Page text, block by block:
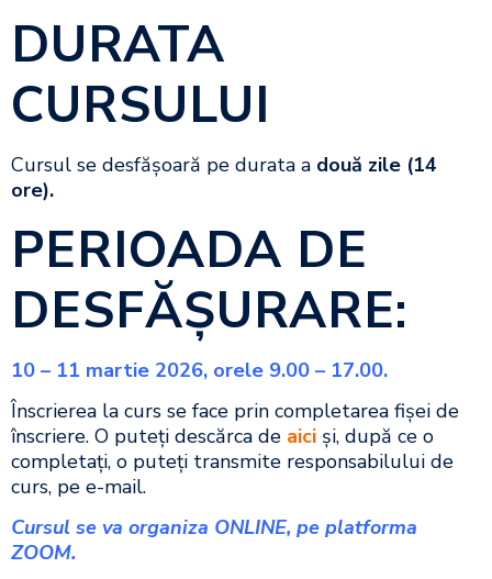
DURATA
CURSULUI
Cursul se desfășoară pe durata a două zile (14
ore).
PERIOADA DE
DESFĂŞURARE:
10 – 11 martie 2026, orele 9.00 – 17.00.
Înscrierea la curs se face prin completarea fişei de
înscriere. O puteţi descărca de aici şi, după ce o
completaţi, o puteţi transmite responsabilului de
curs, pe e-mail.
Cursul se va organiza ONLINE, pe platforma
ZOOM.